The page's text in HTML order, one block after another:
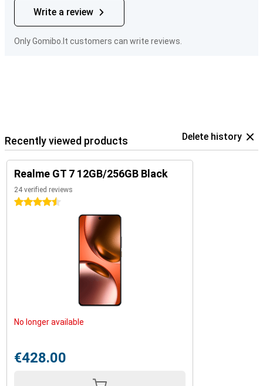
Write a review
Only Gomibo.lt customers can write reviews.
Recently viewed products Delete history
Realme GT 7 12GB/256GB Black
24 verified reviews
4.5 stars
No longer available
€428.00